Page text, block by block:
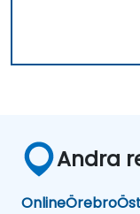
Andra
OnlineÖrebro